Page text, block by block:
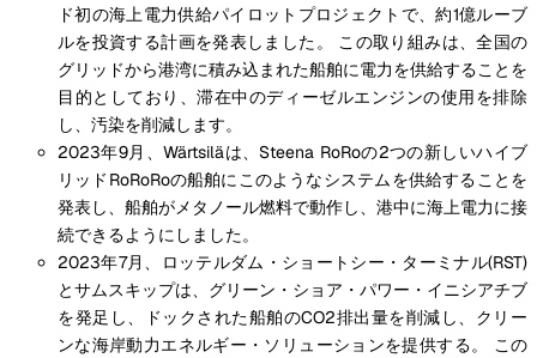
ド初の海上電力供給パイロットプロジェクトで、約1億ルーブ
ルを投資する計画を発表しました。 この取り組みは、全国の
グリッドから港湾に積み込まれた船舶に電力を供給することを
目的としており、滞在中のディーゼルエンジンの使用を排除
し、汚染を削減します。
2023年9月、Wärtsiläは、Steena RoRoの2つの新しいハイブ
リッドRoRoRoの船舶にこのようなシステムを供給することを
発表し、船舶がメタノール燃料で動作し、港中に海上電力に接
続できるようにしました。
2023年7月、ロッテルダム・ショートシー・ターミナル(RST)
とサムスキップは、グリーン・ショア・パワー・イニシアチブ
を発足し、ドックされた船舶のCO2排出量を削減し、クリー
ンな海岸動力エネルギー・ソリューションを提供する。 この